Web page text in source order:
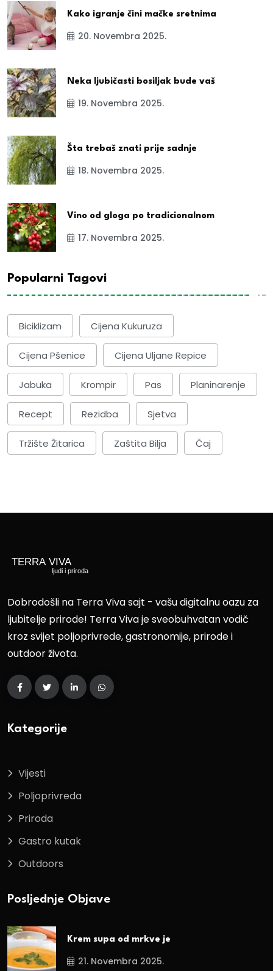
Kako igranje čini mačke sretnima
20. Novembra 2025.
Neka ljubičasti bosiljak bude vaš
19. Novembra 2025.
Šta trebaš znati prije sadnje
18. Novembra 2025.
Vino od gloga po tradicionalnom
17. Novembra 2025.
Popularni Tagovi
Biciklizam Cijena Kukuruza
Cijena Pšenice Cijena Uljane Repice
Jabuka Krompir Pas Planinarenje
Recept Rezidba Sjetva
Tržište Žitarica Zaštita Bilja Čaj
Dobrodošli na Terra Viva sajt - vašu digitalnu oazu za
ljubitelje prirode! Terra Viva je sveobuhvatan vodič
kroz svijet poljoprivrede, gastronomije, prirode i
outdoor života.
Kategorije
Vijesti
Poljoprivreda
Priroda
Gastro kutak
Outdoors
Posljednje Objave
Krem supa od mrkve je
21. Novembra 2025.